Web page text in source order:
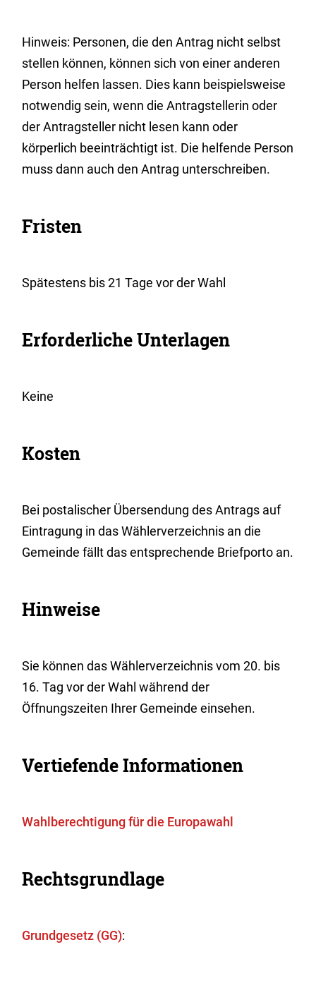
Hinweis: Personen, die den Antrag nicht selbst
stellen können, können sich von einer anderen
Person helfen lassen. Dies kann beispielsweise
notwendig sein, wenn die Antragstellerin oder
der Antragsteller nicht lesen kann oder
körperlich beeinträchtigt ist. Die helfende Person
muss dann auch den Antrag unterschreiben.
Fristen
Spätestens bis 21 Tage vor der Wahl
Erforderliche Unterlagen
Keine
Kosten
Bei postalischer Übersendung des Antrags auf
Eintragung in das Wählerverzeichnis an die
Gemeinde fällt das entsprechende Briefporto an.
Hinweise
Sie können das Wählerverzeichnis vom 20. bis
16. Tag vor der Wahl während der
Öffnungszeiten Ihrer Gemeinde einsehen.
Vertiefende Informationen
Wahlberechtigung für die Europawahl
Rechtsgrundlage
Grundgesetz (GG):